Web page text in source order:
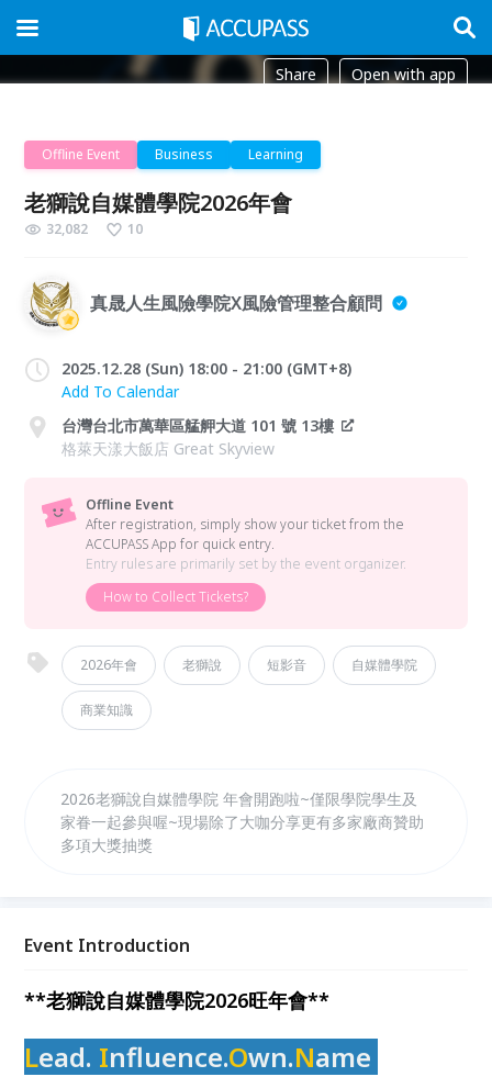
Share Open with app
Offline Event Business Learning
老獅說自媒體學院2026年會
32,082 10
真晟人生風險學院X風險管理整合顧問
2025.12.28 (Sun) 18:00 - 21:00 (GMT+8)
Add To Calendar
台灣台北市萬華區艋舺大道 101 號 13樓
格萊天漾大飯店 Great Skyview
Offline Event
After registration, simply show your ticket from the
ACCUPASS App for quick entry.
Entry rules are primarily set by the event organizer.
How to Collect Tickets?
2026年會 老獅說 短影音 自媒體學院
商業知識
2026老獅說自媒體學院 年會開跑啦~僅限學院學生及
家眷一起參與喔~現場除了大咖分享更有多家廠商贊助
多項大獎抽獎
Event Introduction
**老獅說自媒體學院2026旺年會**
Lead. Influence.Own.Name